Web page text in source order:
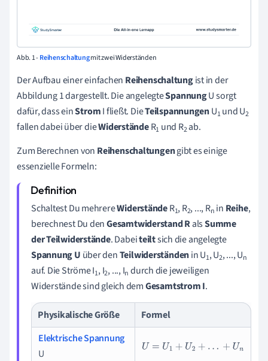
Abb. 1 - Reihenschaltungmit zwei Widerständen
Der Aufbau einer einfachen Reihenschaltungist in der
Abbildung 1 dargestellt. Die angelegteSpannungU sorgt
dafür, dass einStromI fließt. DieTeilspannungenU1 und U2
fallen dabei über dieWiderständeR1 und R2 ab.
Zum Berechnen von Reihenschaltungengibt es einige
essenzielle Formeln:
Schaltest Du mehrereWiderständeR1, R2, ..., Rn in Reihe,
berechnest Du denGesamtwiderstandRalsSumme
der Teilwiderstände. Dabeiteiltsich die angelegte
SpannungU über denTeilwiderständenin U1, U2, ..., Un
auf. Die Ströme I1, I2, ..., In durch die jeweiligen
Widerstände sind gleich demGesamtstromI.
Physikalische Größe
Formel
Elektrische Spannung
U
U= U1+U 2+ ..+Un